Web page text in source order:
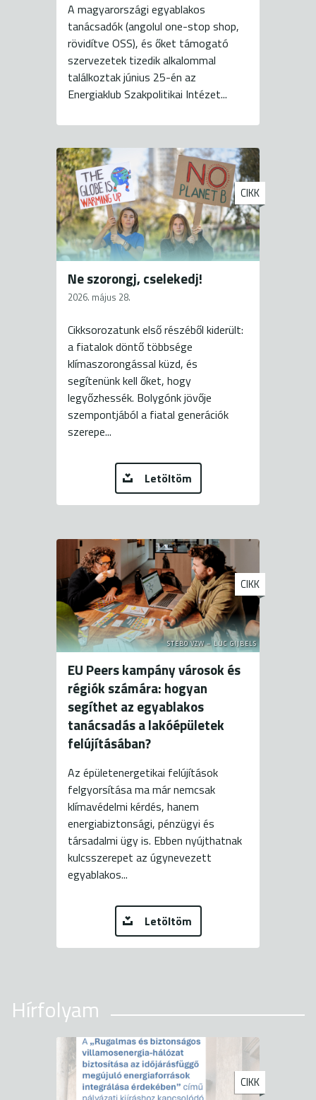
A magyarországi egyablakos
tanácsadók (angolul one-stop shop,
rövidítve OSS), és őket támogató
szervezetek tizedik alkalommal
találkoztak június 25-én az
Energiaklub Szakpolitikai Intézet...
CIKK
Ne szorongj, cselekedj!
2026. május 28.
Cikksorozatunk első részéből kiderült:
a fiatalok döntő többsége
klímaszorongással küzd, és
segítenünk kell őket, hogy
legyőzhessék. Bolygónk jövője
szempontjából a fiatal generációk
szerepe...
Letöltöm
STEBO VZW – LUC GIJBELS
CIKK
EU Peers kampány városok és
régiók számára: hogyan
segíthet az egyablakos
tanácsadás a lakóépületek
felújításában?
Az épületenergetikai felújítások
felgyorsítása ma már nemcsak
klímavédelmi kérdés, hanem
energiabiztonsági, pénzügyi és
társadalmi ügy is. Ebben nyújthatnak
kulcsszerepet az úgynevezett
egyablakos...
Letöltöm
Hírfolyam
CIKK